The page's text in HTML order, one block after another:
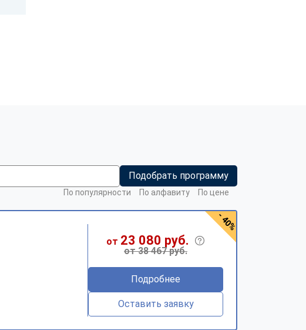
Подобрать программу
По популярности По алфавиту По цене
от 23 080 руб.
от 38 467 руб.
Подробнее
Оставить заявку
- 40%